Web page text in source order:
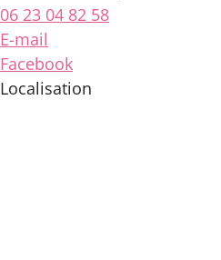
06 23 04 82 58
E-mail
Facebook
Localisation